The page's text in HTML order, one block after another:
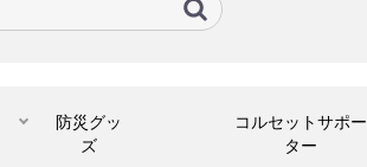
防災グッ
ズ
コルセットサポー
ター